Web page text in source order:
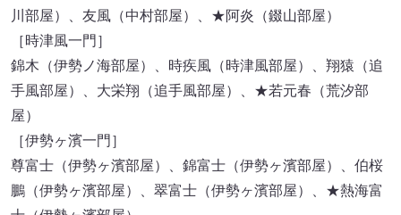
川部屋）、友風（中村部屋）、★阿炎（錣山部屋）
［時津風一門］
錦木（伊勢ノ海部屋）、時疾風（時津風部屋）、翔猿（追
手風部屋）、大栄翔（追手風部屋）、★若元春（荒汐部
屋）
［伊勢ヶ濱一門］
尊富士（伊勢ヶ濱部屋）、錦富士（伊勢ヶ濱部屋）、伯桜
鵬（伊勢ヶ濱部屋）、翠富士（伊勢ヶ濱部屋）、★熱海富